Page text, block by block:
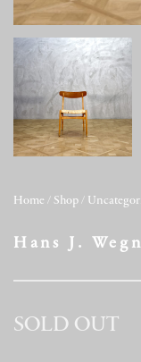
Home / Shop /
Hans J.
SOLD OUT